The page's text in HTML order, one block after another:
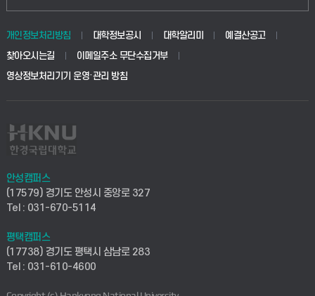
생명공학부
사회안전시스템공학부
컴퓨터응용수학부
ICT로봇기계공학부
전자전기공학부
교육대학원
학사시스템(전문학사 및 전공심화)
사이버캠퍼스(전문학사 및 전공심화)
시설바로처리서비스
연구실안전관리시스템
산학연구관리시스템
학생생활관(안성)
산학협력단
취업지원센터
창업지원센터
현장실습지원센터
개인정보처리방침 대학정보공시 대학알리미
예결산공고
찾아오시는길
이메일주소 무단수집거부
영상정보처리기기 운영·관리 방침
안성캠퍼스
(17579) 경기도 안성시 중앙로 327
Tel : 031-670-5114
평택캠퍼스
(17738) 경기도 평택시 삼남로 283
Tel : 031-610-4600